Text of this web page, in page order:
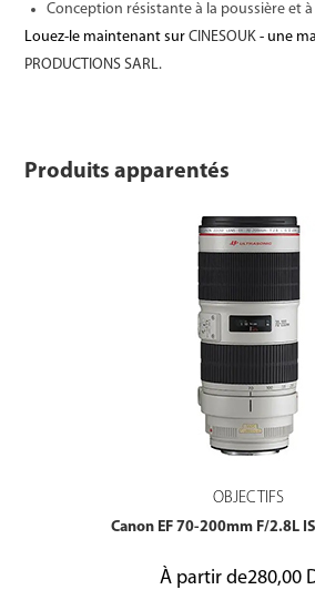
Conception résistante à la poussière et
Louez-le maintenant surCINESOUK - une
PRODUCTIONS SARL.
Produits apparentés
OBJECTIFS
Canon EF 70-200mm F/2.8L
À partir de280,00